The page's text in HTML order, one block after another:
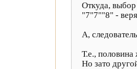
Откуда,
"7"7""8" -
А,
Т.е.,
Но зато